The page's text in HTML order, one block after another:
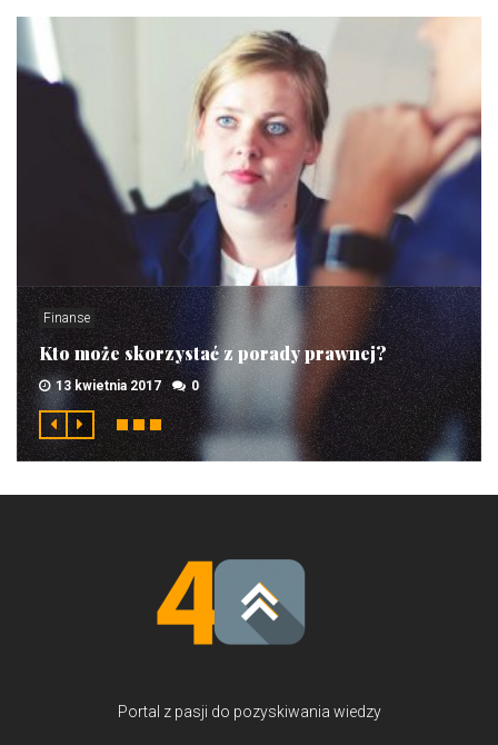
Finanse
Kto może skorzystać z porady prawnej?
13 kwietnia 2017 0
Portal z pasji do pozyskiwania wiedzy